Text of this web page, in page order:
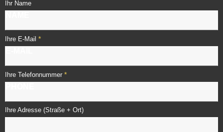
Ihr Name
Ihre E-Mail *
Ihre Telefonnummer *
Ihre Adresse (Straße + Ort)